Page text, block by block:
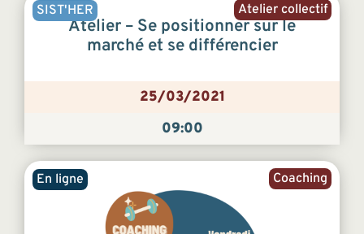
Atelier collectif
SIST'HER
Atelier – Se positionner sur le
marché et se différencier
25/03/2021
09:00
Coaching
En ligne